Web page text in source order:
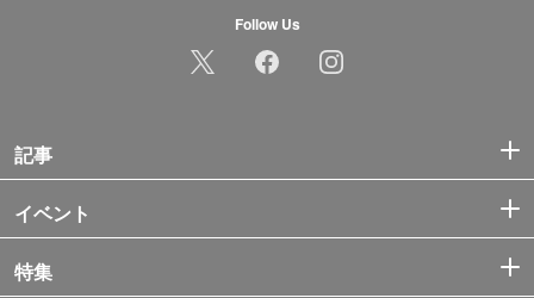
Follow Us
記事
イベント
特集